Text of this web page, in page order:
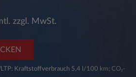
zzgl. MwSt.
Kraftstoffverbrauch 5,4 l/100 km; CO₂-